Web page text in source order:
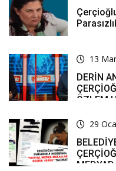
13
DERİN
ÖZLEM
29